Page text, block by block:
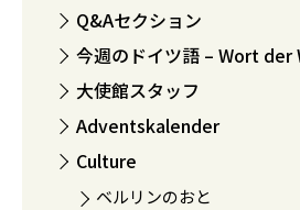
Q&Aセクション
今週のドイツ語 – Wort der
大使館スタッフ
Adventskalender
Culture
ベルリンのおと